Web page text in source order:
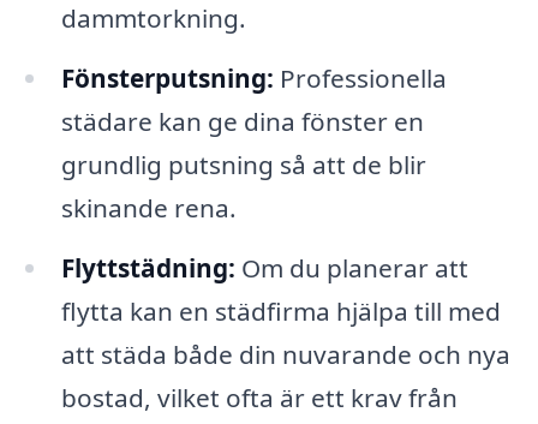
dammtorkning.
Fönsterputsning: Professionella
städare kan ge dina fönster en
grundlig putsning så att de blir
skinande rena.
Flyttstädning: Om du planerar att
flytta kan en städfirma hjälpa till med
att städa både din nuvarande och nya
bostad, vilket ofta är ett krav från